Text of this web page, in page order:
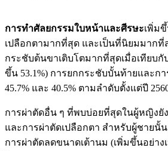
การทำศัลยกรรมใบหน้าและศีรษะเพิ่ม
เปลือกตามากที่สุด และเป็นที่นิยมมากที่
กระชับต้นขาเติบโตมากที่สุดเมื่อเทียบกั
ขึ้น 53.1%) การยกกระชับบั้นท้ายและก
45.7% และ 40.5% ตามลำดับตั้งแต่ปี
การผ่าตัดอื่น ๆ ที่พบบ่อยที่สุดในผู้หญิงยั
และการผ่าตัดเปลือกตา สำหรับผู้ชายนั้
การผ่าตัดลดขนาดเต้านม (เพิ่มขึ้นอย่าง